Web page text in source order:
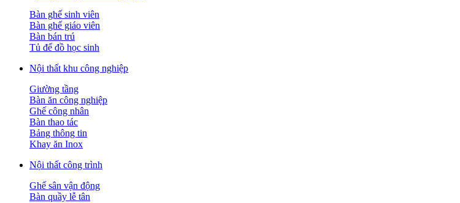
Bàn ghế sinh viên
Bàn ghế giáo viên
Bàn bán trú
Tủ để đồ học sinh
Nội thất khu công nghiệp
Giường tầng
Bàn ăn công nghiệp
Ghế công nhân
Bàn thao tác
Bảng thông tin
Khay ăn Inox
Nội thất công trình
Ghế sân vận động
Bàn quầy lễ tân